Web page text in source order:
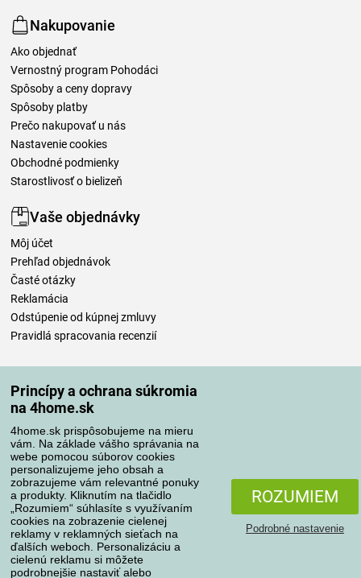
Princípy a ochrana súkromia
na 4home.sk
4home.sk prispôsobujeme na mieru
vám. Na základe vášho správania na
webe pomocou súborov cookies
personalizujeme jeho obsah a
zobrazujeme vám relevantné ponuky
a produkty. Kliknutím na tlačidlo
„Rozumiem“ súhlasíte s využívaním
cookies na zobrazenie cielenej
reklamy v reklamných sieťach na
ďalších weboch. Personalizáciu a
cielenú reklamu si môžete
podrobnejšie nastaviť alebo
ROZUMIEM
Podrobné nastavenie
Nakupovanie
Ako objednať
Vernostný program Pohodáci
Spôsoby a ceny dopravy
Spôsoby platby
Prečo nakupovať u nás
Nastavenie cookies
Obchodné podmienky
Starostlivosť o bielizeň
Vaše objednávky
Môj účet
Prehľad objednávok
Časté otázky
Reklamácia
Odstúpenie od kúpnej zmluvy
Pravidlá spracovania recenzií
Spôsoby platby
Spoľahlivý obchod